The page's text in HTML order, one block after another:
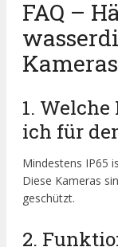
FAQ –
Kameras
1.
ich für
Mindestens IP65
Diese Kameras
geschützt.
2.